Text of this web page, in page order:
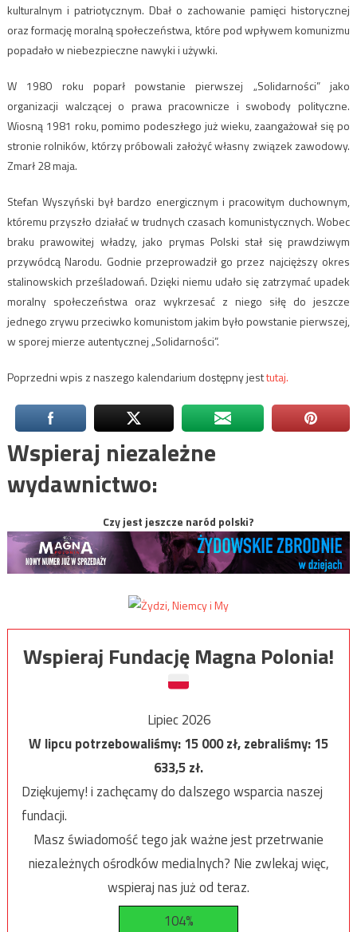
kulturalnym i patriotycznym. Dbał o zachowanie pamięci historycznej
oraz formację moralną społeczeństwa, które pod wpływem komunizmu
popadało w niebezpieczne nawyki i używki.
W 1980 roku poparł powstanie pierwszej „Solidarności” jako
organizacji walczącej o prawa pracownicze i swobody polityczne.
Wiosną 1981 roku, pomimo podeszłego już wieku, zaangażował się po
stronie rolników, którzy próbowali założyć własny związek zawodowy.
Zmarł 28 maja.
Stefan Wyszyński był bardzo energicznym i pracowitym duchownym,
któremu przyszło działać w trudnych czasach komunistycznych. Wobec
braku prawowitej władzy, jako prymas Polski stał się prawdziwym
przywódcą Narodu. Godnie przeprowadził go przez najcięższy okres
stalinowskich prześladowań. Dzięki niemu udało się zatrzymać upadek
moralny społeczeństwa oraz wykrzesać z niego siłę do jeszcze
jednego zrywu przeciwko komunistom jakim było powstanie pierwszej,
w sporej mierze autentycznej „Solidarności”.
Poprzedni wpis z naszego kalendarium dostępny jesttutaj.
Wspieraj niezależne
wydawnictwo:
Czy jest jeszcze naród polski?
Wspieraj Fundację Magna Polonia!
Lipiec 2026
W lipcu potrzebowaliśmy:15 000zł, zebraliśmy:15
633,5zł.
Dziękujemy! i zachęcamy do dalszego wsparcia naszej
fundacji.
Masz świadomość tego jak ważne jest przetrwanie
niezależnych ośrodków medialnych? Nie zwlekaj więc,
wspieraj nas już od teraz.
104%